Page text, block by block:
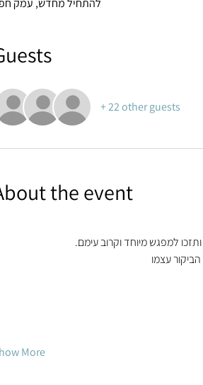
להתחיל מחדש, עמק
+ 22 other guests
the event
למפגש מיוחד וקרוב עימם.
More